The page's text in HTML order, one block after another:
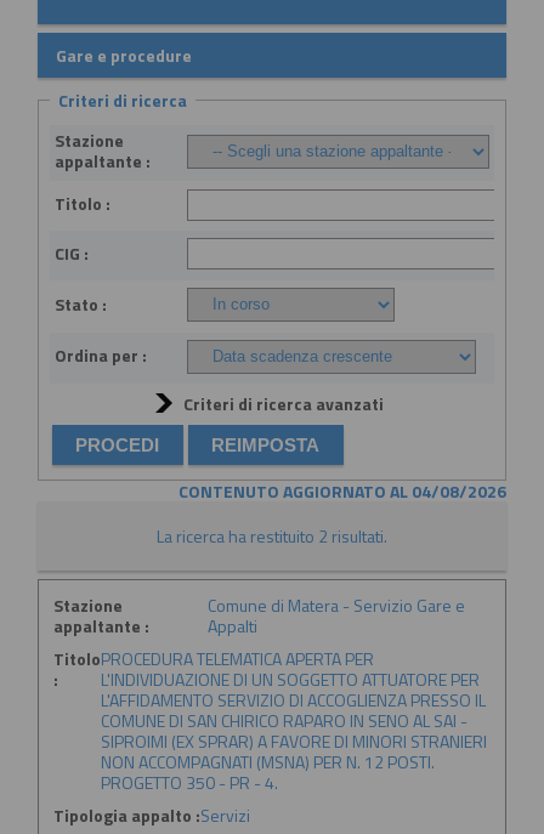
Gare e procedure
Criteri di ricerca
Stazione
appaltante :
Titolo :
CIG :
Stato :
Ordina per :
Criteri di ricerca avanzati
CONTENUTO AGGIORNATO AL 04/08/2026
La ricerca ha restituito 2 risultati.
Stazione
appaltante :
Comune di Matera - Servizio Gare e
Appalti
Titolo
:
PROCEDURA TELEMATICA APERTA PER
L'INDIVIDUAZIONE DI UN SOGGETTO ATTUATORE PER
L'AFFIDAMENTO SERVIZIO DI ACCOGLIENZA PRESSO IL
COMUNE DI SAN CHIRICO RAPARO IN SENO AL SAI -
SIPROIMI (EX SPRAR) A FAVORE DI MINORI STRANIERI
NON ACCOMPAGNATI (MSNA) PER N. 12 POSTI.
PROGETTO 350 - PR - 4.
Tipologia appalto :Servizi